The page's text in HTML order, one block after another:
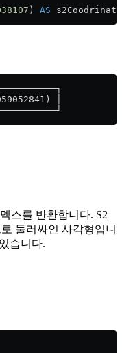
) AS s2Coodrinates;
│
스를 반환합니다. S2
둘러싸인 사각형입니
습니다.